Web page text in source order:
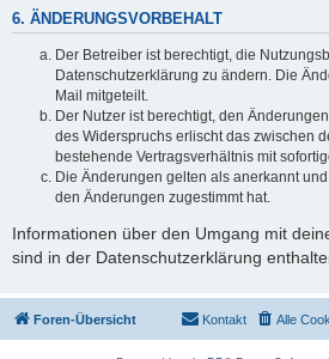
6. ÄNDERUNGSVORBEHALT
Der Betreiber ist berechtigt, die
Datenschutzerklärung zu ändern. Die
Mail mitgeteilt.
Der Nutzer ist berechtigt, den
des Widerspruchs erlischt das zwischen
bestehende Vertragsverhältnis mit
Die Änderungen gelten als anerkannt
den Änderungen zugestimmt hat.
Informationen über den Umgang mit
sind in der Datenschutzerklärung
Foren-Übersicht Alle
Kontakt